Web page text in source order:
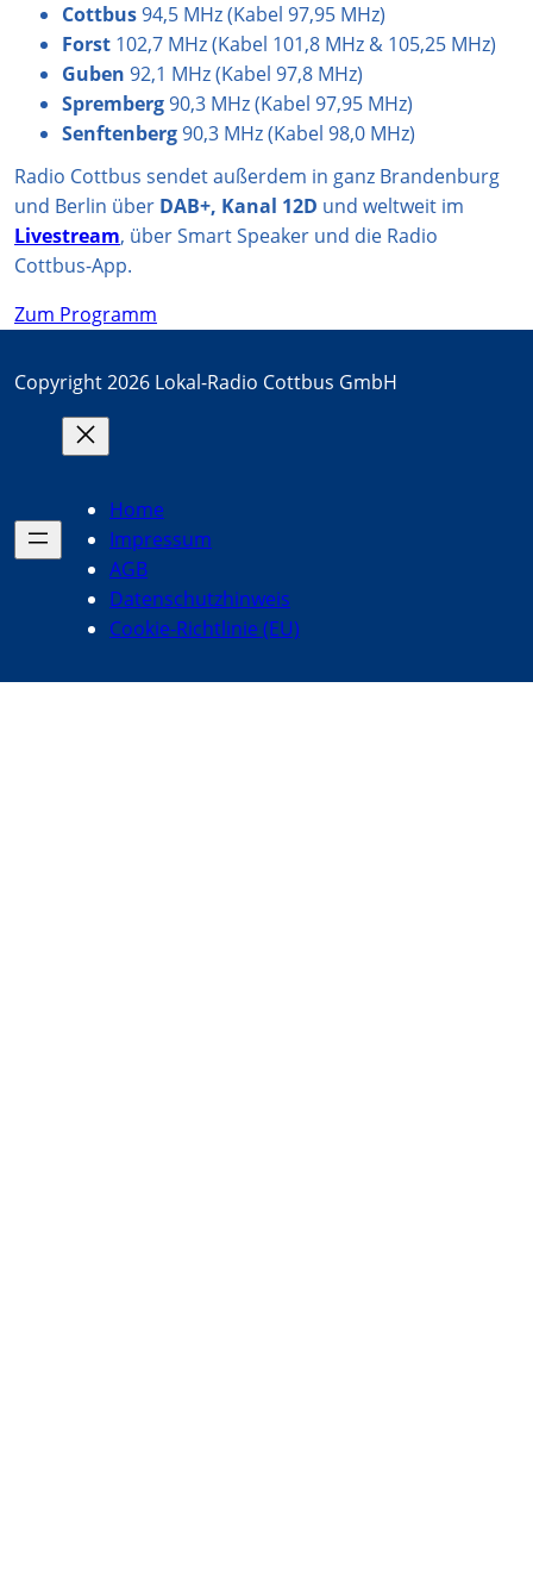
Cottbus94,5 MHz (Kabel 97,95 MHz)
Forst 102,7 MHz (Kabel 101,8 MHz & 105,25 MHz)
Guben 92,1 MHz (Kabel 97,8 MHz)
Spremberg90,3 MHz (Kabel 97,95 MHz)
Senftenberg90,3 MHz (Kabel 98,0 MHz)
Radio Cottbus sendet außerdem in ganz Brandenburg
und Berlin über DAB+, Kanal 12D und weltweit im
Livestream, über Smart Speaker und die Radio
Cottbus-App.
Zum Programm
Copyright 2026 Lokal-Radio Cottbus GmbH
Home
Impressum
AGB
Datenschutzhinweis
Cookie-Richtlinie (EU)